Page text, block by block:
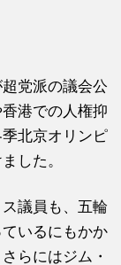
党派の議会公
港での人権抑
北京オリンピ
した。
議員も、五輪
いるにもかか
らにはジム・